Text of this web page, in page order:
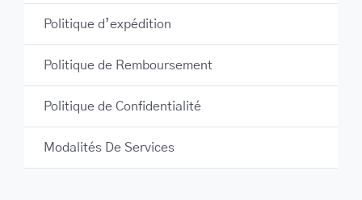
Politique d’expédition
Politique de Remboursement
Politique de Confidentialité
Modalités De Services